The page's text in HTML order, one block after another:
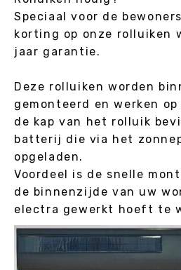
Speciaal voor de
korting op onze rolluiken
jaar garantie.
Deze rolluiken worden
gemonteerd en werken
de kap van het rolluik
batterij die via het
opgeladen.
Voordeel is de snelle
de binnenzijde van uw
electra gewerkt hoeft te